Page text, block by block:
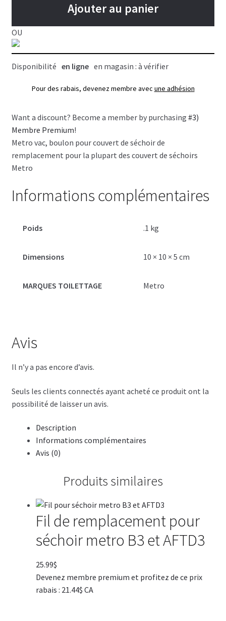
vac
Ajouter au panier
OU
Disponibilité en ligne en magasin : à vérifier
Pour des rabais, devenez membre avec une adhésion
Want a discount? Become a member by purchasing #3)
Membre Premium!
Metro vac, boulon pour couvert de séchoir de
remplacement pour la plupart des couvert de séchoirs
Metro
Informations complémentaires
Poids .1 kg
Dimensions 10 × 10 × 5 cm
MARQUES TOILETTAGE Metro
Avis
Il n’y a pas encore d’avis.
Seuls les clients connectés ayant acheté ce produit ont la
possibilité de laisser un avis.
Description
Informations complémentaires
Avis (0)
Produits similaires
Fil de remplacement pour
séchoir metro B3 et AFTD3
25.99$
Devenez membre premium et profitez de ce prix
rabais : 21.44$ CA